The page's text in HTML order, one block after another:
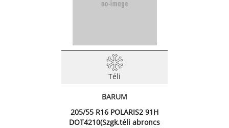
Téli
BARUM
205/55 R16 POLARIS2 91H
DOT4210(Szgk.téli abroncs